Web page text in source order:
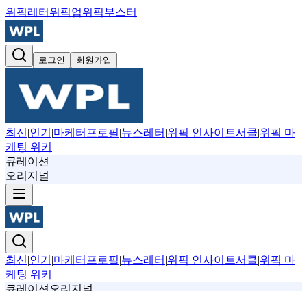
위픽레터 위픽업위픽부스터
로그인 회원가입
최신|인기 |마케터프로필|뉴스레터 |위픽 인사이트서클|위픽 마
케팅 위키
큐레이션
오리지널
최신|인기 |마케터프로필|뉴스레터 |위픽 인사이트서클|위픽 마
케팅 위키
큐레이션 오리지널